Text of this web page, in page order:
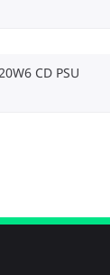
CD PSU